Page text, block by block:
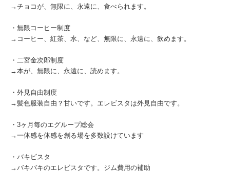
→チョコが、無限に、永遠に、食べられます。
・無限コーヒー制度
→コーヒー、紅茶、水、など、無限に、永遠に、飲めます。
・二宮金次郎制度
→本が、無限に、永遠に、読めます。
・外見自由制度
→髪色服装自由？甘いです。エレビスタは外見自由です。
・3ヶ月毎のエグループ総会
→一体感を体感を創る場を多数設けています
・バキビスタ
→バキバキのエレビスタです。ジム費用の補助